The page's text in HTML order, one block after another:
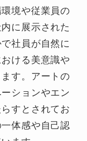
境や従業員の
に展示された
社員が自然に
ける美意識や
す。アートの
ションやエン
すとされてお
体感や自己認